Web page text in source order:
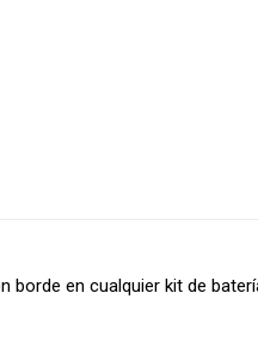
borde en cualquier kit de